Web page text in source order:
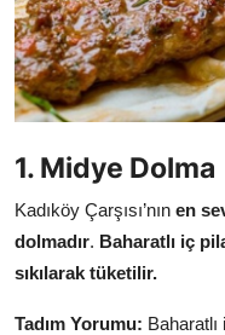
Anne & Bebek
Mutfak Sırları &
Yemek Tarifleri &
1. Midye Dolma
Kadıköy Çarşısı’nın en
dolmadır. Baharatlı iç
sıkılarak tüketilir.
Tadım Yorumu: